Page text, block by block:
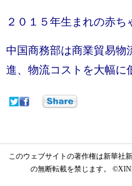
２０１５年生まれの赤
中国商務部は商業貿易物
進、物流コストを大幅に
このウェブサイトの著作権は新華社
の無断転載を禁じます。